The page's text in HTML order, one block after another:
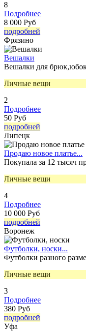
8
Подробнее
8 000 Руб
подробней
Фрязино
Вешалки
Вешалки для
Личные вещи
2
Подробнее
50 Руб
подробней
Липецк
Продаю новое платье...
Покупала за 12 тысяч
Личные вещи
4
Подробнее
10 000 Руб
подробней
Воронеж
Футболки, носки...
Футболки разного
Личные вещи
3
Подробнее
380 Руб
подробней
Уфа